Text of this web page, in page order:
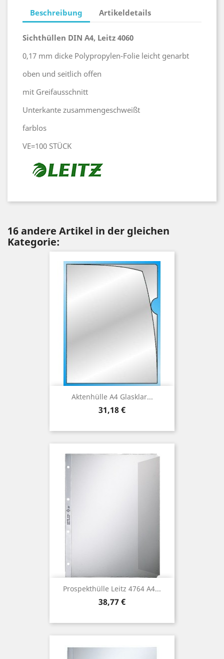
Beschreibung Artikeldetails
Sichthüllen DIN A4, Leitz 4060
0,17 mm dicke Polypropylen-Folie leicht genarbt
oben und seitlich offen
mit Greifausschnitt
Unterkante zusammengeschweißt
farblos
VE=100 STÜCK
16 andere Artikel in der gleichen
Kategorie:
Aktenhülle A4 Glasklar...
Preis
31,18 €
Prospekthülle Leitz 4764 A4...
Preis
38,77 €